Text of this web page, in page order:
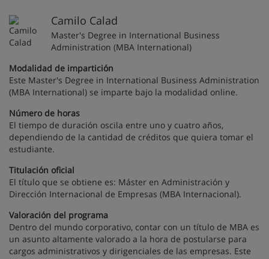
Camilo Calad
Master's Degree in International Business
Administration (MBA International)
Modalidad de impartición
Este Master's Degree in International Business Administration
(MBA International) se imparte bajo la modalidad online.
Número de horas
El tiempo de duración oscila entre uno y cuatro años,
dependiendo de la cantidad de créditos que quiera tomar el
estudiante.
Titulación oficial
El título que se obtiene es: Máster en Administración y
Dirección Internacional de Empresas (MBA Internacional).
Valoración del programa
Dentro del mundo corporativo, contar con un título de MBA es
un asunto altamente valorado a la hora de postularse para
cargos administrativos y dirigenciales de las empresas. Este